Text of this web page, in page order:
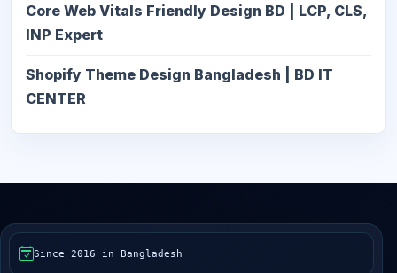
Core Web Vitals Friendly Design BD | LCP, CLS,
INP Expert
Shopify Theme Design Bangladesh | BD IT
CENTER
Since 2016 in Bangladesh